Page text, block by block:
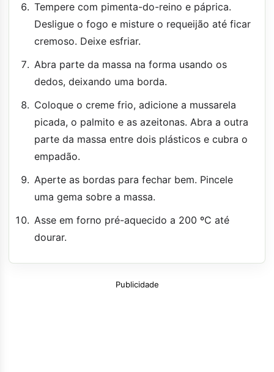
Tempere com pimenta-do-reino e páprica.
Desligue o fogo e misture o requeijão até ficar
cremoso. Deixe esfriar.
Abra parte da massa na forma usando os
dedos, deixando uma borda.
Coloque o creme frio, adicione a mussarela
picada, o palmito e as azeitonas. Abra a outra
parte da massa entre dois plásticos e cubra o
empadão.
Aperte as bordas para fechar bem. Pincele
uma gema sobre a massa.
Asse em forno pré-aquecido a 200 ºC até
dourar.
Publicidade